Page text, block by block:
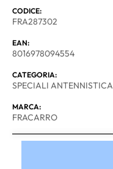
CODICE:
FRA287302
EAN:
8016978094554
CATEGORIA:
SPECIALI ANTENNISTICA
MARCA:
FRACARRO